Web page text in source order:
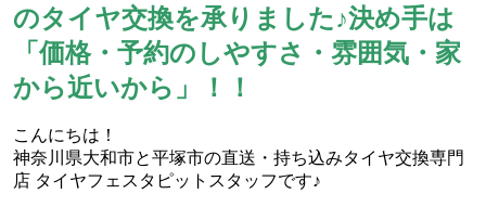
のタイヤ交換を承りました♪決め手は
「価格・予約のしやすさ・雰囲気・家
から近いから」！！
こんにちは！
神奈川県大和市と平塚市の直送・‪‎持ち込みタイヤ交換専門
店‬ タイヤフェスタピットスタッフです♪